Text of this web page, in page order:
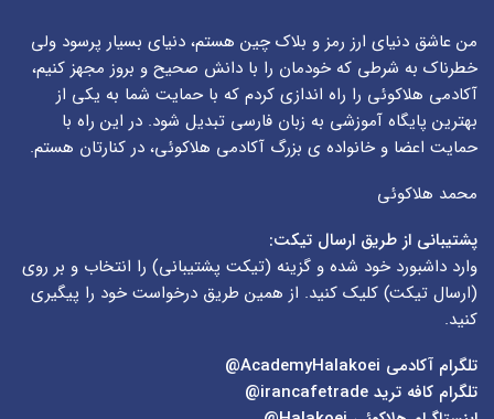
من عاشق دنیای ارز رمز و بلاک چین هستم، دنیای بسیار پرسود ولی
خطرناک به شرطی که خودمان را با دانش صحیح و بروز مجهز کنیم،
آکادمی هلاکوئی را راه اندازی کردم که با حمایت شما به یکی از
بهترین پایگاه آموزشی به زبان فارسی تبدیل شود. در این راه با
حمایت اعضا و خانواده ی بزرگ آکادمی هلاکوئی، در کنارتان هستم.
محمد هلاکوئی
پشتیبانی از طریق ارسال تیکت:
وارد داشبورد خود شده و گزینه (تیکت پشتیبانی) را انتخاب و بر روی
(ارسال تیکت) کلیک کنید. از همین طریق درخواست خود را پیگیری
کنید.
تلگرام آکادمی
تلگرام کافه ترید irancafetrade@